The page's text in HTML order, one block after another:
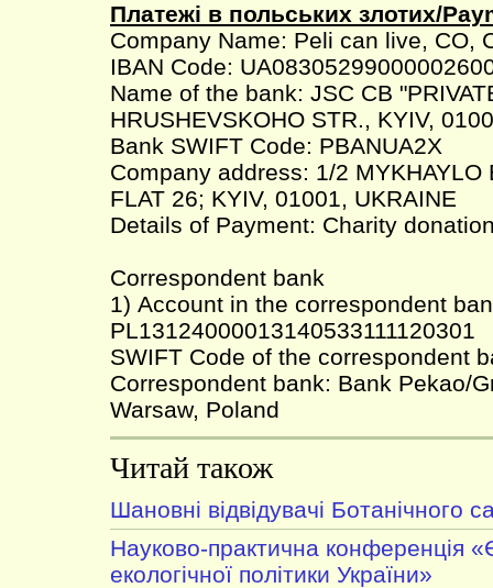
Платежі в польських злотих/
Company Name: Peli can live, CO,
IBAN Code:
Name of the bank: JSC CB
HRUSHEVSKOHO STR., KYIV,
Bank SWIFT Code: PBANUA2X
Company address: 1/2 MYKHAYLO
FLAT 26; KYIV, 01001, UKRAINE
Details of Payment: Charity
Correspondent bank
1) Account in the correspondent
PL13124000013140533111120301
SWIFT Code of the correspondent
Correspondent bank: Bank Pekao/
Warsaw, Poland
Читай також
Шановні відвідувачі Ботанічного
Науково-практична конференція
екологічної політики України»